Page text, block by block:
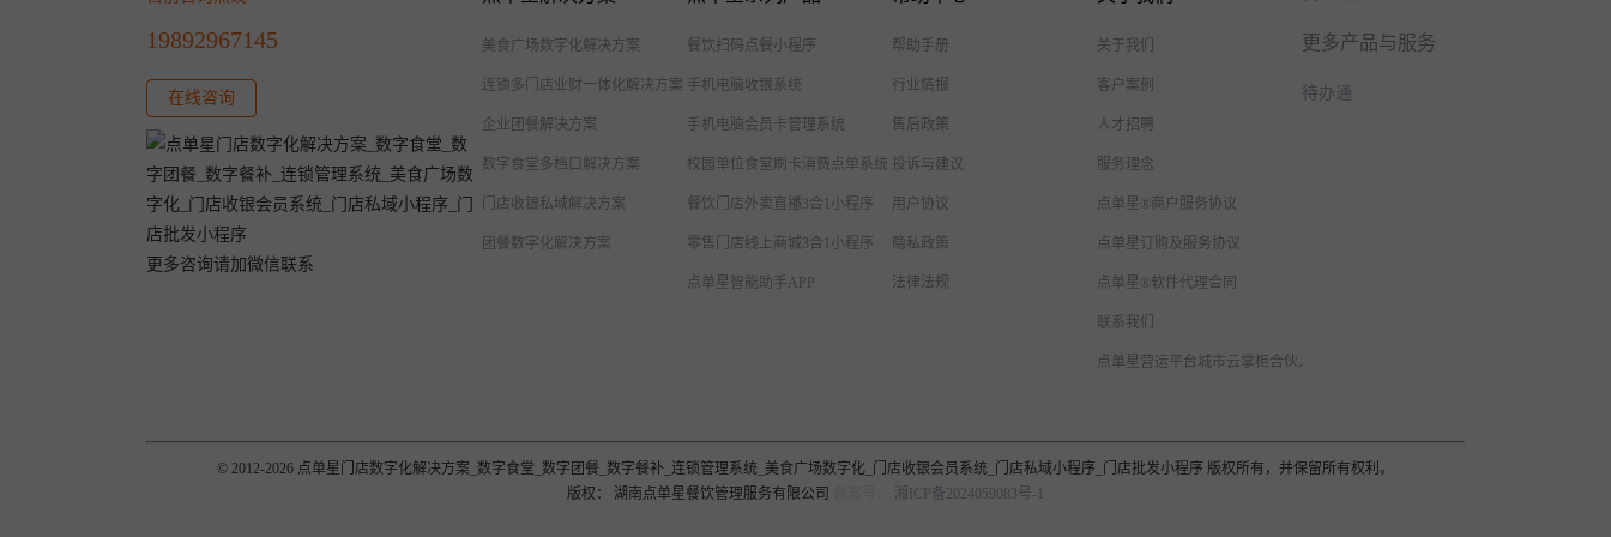
19892967145
在线咨询
更多咨询请加微信联系
美食广场数字化解决方案
连锁多门店业财一体化解决方案
企业团餐解决方案
数字食堂多档口解决方案
门店收银私域解决方案
团餐数字化解决方案
餐饮扫码点餐小程序
手机电脑收银系统
手机电脑会员卡管理系统
校园单位食堂刷卡消费点单系统
餐饮门店外卖直播3合1小程序
零售门店线上商城3合1小程序
点单星智能助手APP
帮助手册
行业情报
售后政策
投诉与建议
用户协议
隐私政策
法律法规
关于我们
客户案例
人才招聘
服务理念
点单星®商户服务协议
点单星订购及服务协议
点单星®软件代理合同
联系我们
点单星营运平台城市云掌柜合伙人合作协议
更多产品与服务
待办通
© 2012-2026 点单星门店数字化解决方案_数字食堂_数字团餐_数字餐补_连锁管理系统_美食广场数字化_门店收银会员系统_门店私域小程序_门店批发小程序 版权所有，并保留所有权利。
版权： 湖南点单星餐饮管理服务有限公司
湘ICP备2024059083号-1